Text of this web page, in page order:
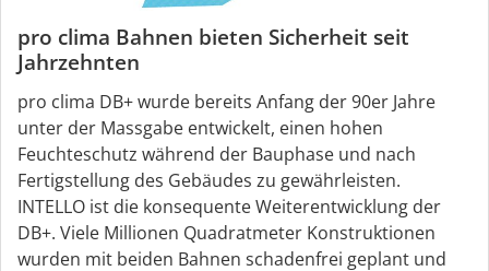
pro clima Bahnen bieten Sicherheit seit
Jahrzehnten
pro clima DB+ wurde bereits Anfang der 90er Jahre
unter der Massgabe entwickelt, einen hohen
Feuchteschutz während der Bauphase und nach
Fertigstellung des Gebäudes zu gewährleisten.
INTELLO ist die konsequente Weiterentwicklung der
DB+. Viele Millionen Quadratmeter Konstruktionen
wurden mit beiden Bahnen schadenfrei geplant und